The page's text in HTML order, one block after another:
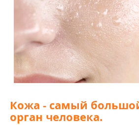
Кожа - самый
орган человека.